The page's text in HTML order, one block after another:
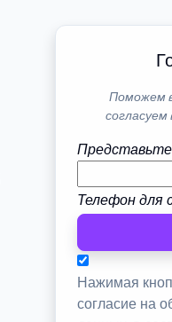
Поможем
Телефон для
Нажимая
согласие на